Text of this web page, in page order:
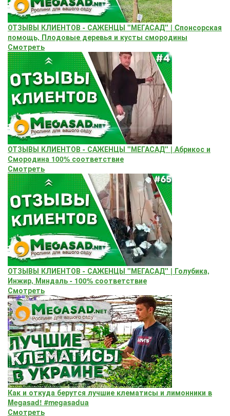
ОТЗЫВЫ КЛИЕНТОВ - САЖЕНЦЫ "МЕГАСАД" | Cпонсорская
помощь, Плодовые деревья и кусты смородины
Смотреть
ОТЗЫВЫ КЛИЕНТОВ - САЖЕНЦЫ "МЕГАСАД" | Абрикос и
Смородина 100% соответствие
Смотреть
ОТЗЫВЫ КЛИЕНТОВ - САЖЕНЦЫ "МЕГАСАД" | Голубика,
Инжир, Миндаль - 100% соответствие
Смотреть
Как и откуда берутся лучшие клематисы и лимонники в
Megasad! #megasadua
Смотреть